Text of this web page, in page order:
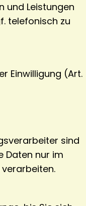
und Leistungen
telefonisch zu
Einwilligung (Art.
sind
Daten nur im